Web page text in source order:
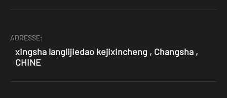
ADRESSE:
xingsha langlijiedao kejixincheng , Changsha ,
CHINE